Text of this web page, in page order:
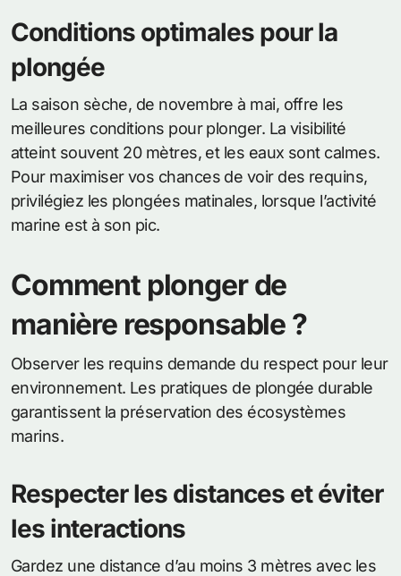
Conditions optimales pour la
plongée
La saison sèche, de novembre à mai, offre les
meilleures conditions pour plonger. La visibilité
atteint souvent 20 mètres, et les eaux sont calmes.
Pour maximiser vos chances de voir des requins,
privilégiez les plongées matinales, lorsque l’activité
marine est à son pic.
Comment plonger de
manière responsable ?
Observer les requins demande du respect pour leur
environnement. Les pratiques de plongée durable
garantissent la préservation des écosystèmes
marins.
Respecter les distances et éviter
les interactions
Gardez une distance d’au moins 3 mètres avec les